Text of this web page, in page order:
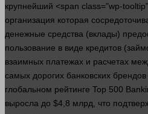
крупнейший <span class="wp-
организация которая
денежные средства (вклады)
пользование в виде кредитов
взаимных платежах и расчетах
самых дорогих банковских
глобальном рейтинге Top 500
выросла до $4,8 млрд, что